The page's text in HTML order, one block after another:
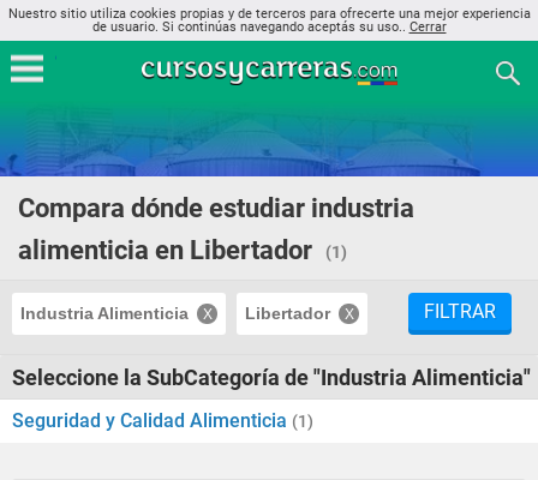
Nuestro sitio utiliza cookies propias y de terceros para ofrecerte una mejor experiencia
de usuario. Si continúas navegando aceptás su uso.. Cerrar
Compara dónde estudiar industria
alimenticia en Libertador
(1)
Industria Alimenticia Libertador FILTRAR
Seleccione la SubCategoría de "Industria Alimenticia"
Seguridad y Calidad Alimenticia (1)